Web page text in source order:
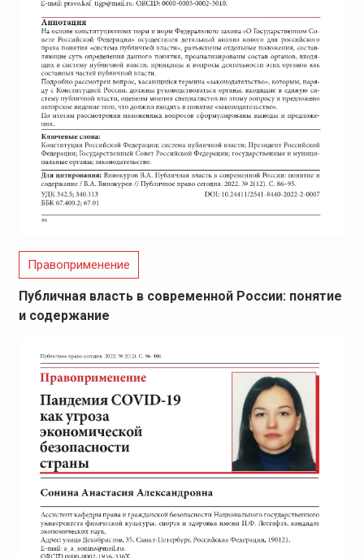
Правоприменение
Публичная власть в современной России: понятие
и содержание